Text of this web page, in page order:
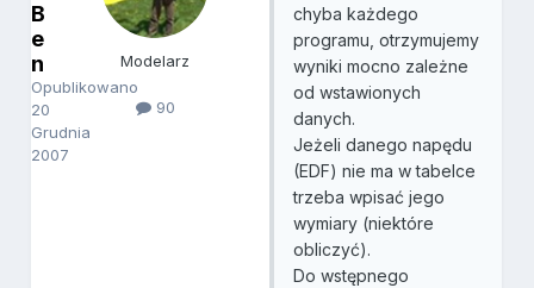
B
e
n
Opublikowano
20
Grudnia
2007
Modelarz
90
chyba każdego
programu, otrzymujemy
wyniki mocno zależne
od wstawionych
danych.
Jeżeli danego napędu
(EDF) nie ma w tabelce
trzeba wpisać jego
wymiary (niektóre
obliczyć).
Do wstępnego